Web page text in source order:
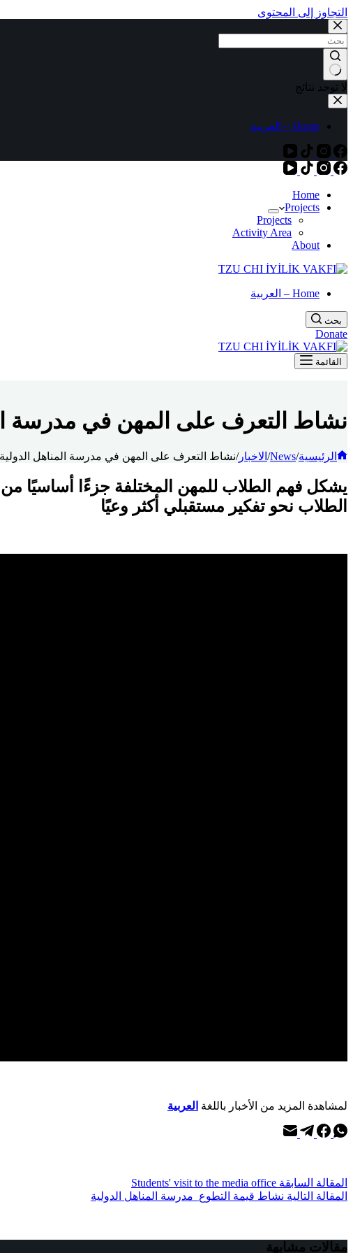
التجاوز إلى المحتوى
لا توجد نتائج
Home – العربية
Home
Projects
Projects
Activity Area
About
Home – العربية
بحث
Donate
القائمة
نشاط التعرف على المهن في مدرسة
الرئيسية/
News
/ الاخبار/نشاط التعرف على المهن في مدرسة المناهل الدولية
يشكل فهم الطلاب للمهن المختلفة جزءًا أساسيًا من
الطلاب نحو تفكير مستقبلي أكثر وعيًا
لمشاهدة المزيد من الأخبار باللغة العربية
المقالة السابقة Students' visit to the media office
المقالة التالية نشاط قيمة التطوع_مدرسة المناهل الدولية
مقالات مشابهة